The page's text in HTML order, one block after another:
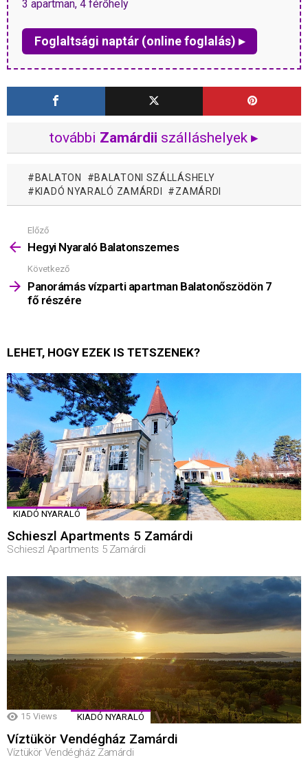
3 apartman, 4 férőhely
Foglaltsági naptár (online foglalás) ▸
további Zamárdii szálláshelyek ▸
BALATON
BALATONI SZÁLLÁSHELY
KIADÓ NYARALÓ ZAMÁRDI
ZAMÁRDI
Mutass
többet
Előző
Hegyi Nyaraló Balatonszemes
Következő
Panorámás vízparti apartman Balatonőszödön 7
fő részére
LEHET, HOGY EZEK IS TETSZENEK?
KIADÓ NYARALÓ
Schieszl Apartments 5 Zamárdi
Schieszl Apartments 5 Zamárdi
15 Views KIADÓ NYARALÓ
Víztükör Vendégház Zamárdi
Víztükör Vendégház Zamárdi